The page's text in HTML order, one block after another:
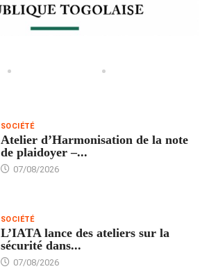
SOCIÉTÉ
Atelier d’Harmonisation de la note
de plaidoyer –...
07/08/2026
SOCIÉTÉ
L’IATA lance des ateliers sur la
sécurité dans...
07/08/2026